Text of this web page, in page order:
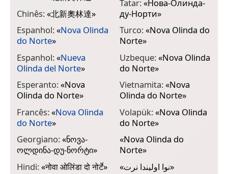
Chinês:«北新奧林達»
Espanhol:«Nova Olinda
do Norte»
Espanhol:«Nueva
Olinda del Norte»
Esperanto:«Nova
Olinda do Norte»
Francês:«Nova Olinda
do Norte»
Georgiano:«ნოვა-
ოლდინა-დუ-ნორტი»
Hindi:«नोवा ओलिंडा दो नोर्टे»
Tatar:«Нова-Олинда-
ду-Норти»
Turco:«Nova Olinda do
Norte»
Uzbeque:«Nova Olinda
do Norte»
Vietnamita:«Nova
Olinda do Norte»
Volapük:«Nova Olinda
do Norte»
«Nova Olinda do
Norte»
«نوا اولیندا نرت»